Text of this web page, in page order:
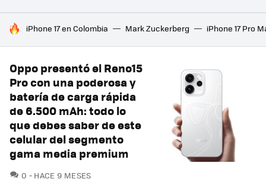
HOY SE HABLA DE
iPhone 17 en Colombia Mark Zuckerberg iPhone 17 Pro
Oppo presentó el Reno15
Pro con una poderosa y
batería de carga rápida
de 6.500 mAh: todo lo
que debes saber de este
celular del segmento
gama media premium
0 COMENTARIOS
HACE 9 MESES